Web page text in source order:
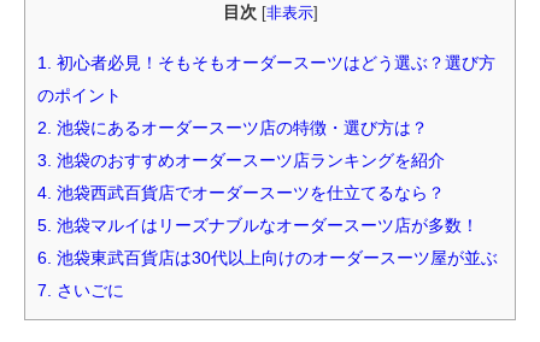
目次 非表示]
1. 初心者必見！そもそもオーダースーツはどう選ぶ？選び方
のポイント
2. 池袋にあるオーダースーツ店の特徴・選び方は？
3. 池袋のおすすめオーダースーツ店ランキングを紹介
4. 池袋西武百貨店でオーダースーツを仕立てるなら？
5. 池袋マルイはリーズナブルなオーダースーツ店が多数！
6. 池袋東武百貨店は30代以上向けのオーダースーツ屋が並ぶ
7. さいごに